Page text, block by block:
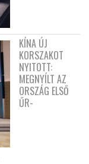
KÍNA ÚJ
KORSZAKOT
NYITOTT:
MEGNYÍLT AZ
ORSZÁG ELSŐ
ŰR-